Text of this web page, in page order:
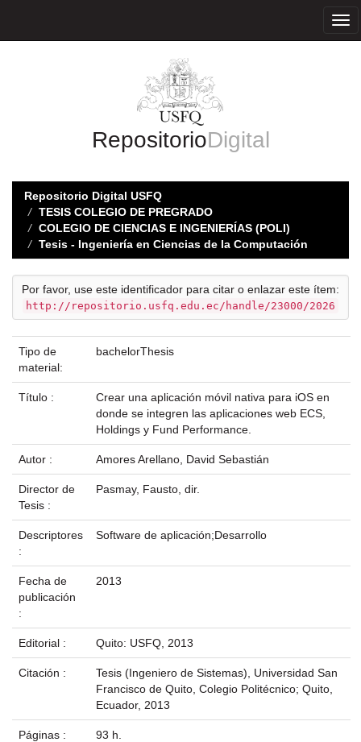
RepositorioDigital
Repositorio Digital USFQ
TESIS COLEGIO DE PREGRADO
COLEGIO DE CIENCIAS E INGENIERÍAS (POLI)
Tesis - Ingeniería en Ciencias de la Computación
Por favor, use este identificador para citar o enlazar este ítem:
http://repositorio.usfq.edu.ec/handle/23000/2026
Tipo de
material:
bachelorThesis
Título :
Crear una aplicación móvil nativa para iOS en
donde se integren las aplicaciones web ECS,
Holdings y Fund Performance.
Autor : Amores Arellano, David Sebastián
Director de
Tesis :
Pasmay, Fausto, dir.
Descriptores
:
Software de aplicación;Desarrollo
Fecha de
publicación
:
2013
Editorial : Quito: USFQ, 2013
Citación :
Tesis (Ingeniero de Sistemas), Universidad San
Francisco de Quito, Colegio Politécnico; Quito,
Ecuador, 2013
Páginas : 93 h.